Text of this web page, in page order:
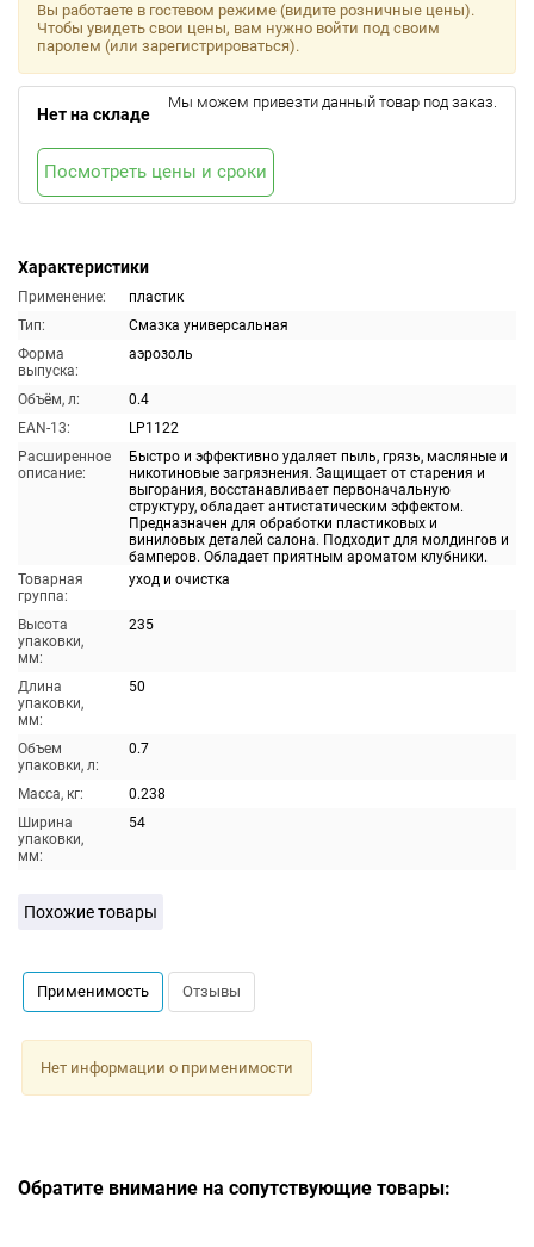
Характеристики
Применение:
пластик
Тип:
Смазка универсальная
Форма
выпуска:
аэрозоль
Объём, л:
0.4
EAN-13:
LP1122
Расширенное
описание:
Быстро и эффективно удаляет пыль, грязь, масляные и
никотиновые загрязнения. Защищает от старения и
выгорания, восстанавливает первоначальную
структуру, обладает антистатическим эффектом.
Предназначен для обработки пластиковых и
виниловых деталей салона. Подходит для молдингов и
бамперов. Обладает приятным ароматом клубники.
Товарная
группа:
уход и очистка
Высота
упаковки,
мм:
235
Длина
упаковки,
мм:
50
Объем
упаковки, л:
0.7
Масса, кг:
0.238
Ширина
упаковки,
мм:
54
Вы работаете в гостевом режиме (видите розничные цены).
Чтобы увидеть свои цены, вам нужно войти под своим
паролем (или зарегистрироваться).
Нет на складе
Мы можем привезти данный товар под заказ.
Посмотреть цены и сроки
Похожие товары
Применимость Отзывы
Нет информации о применимости
Обратите внимание на сопутствующие товары: